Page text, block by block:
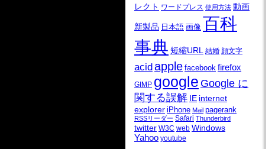
レクト ワードプレス 使用方法 動画
新製品 日本語 画像 百科
事典 短縮URL 結婚 顔文字
acidapple facebook firefox
GIMP google Google に
関する誤解 IE internet
explorer iPhone Mail pagerank
RSSリーダー Safari Thunderbird
twitter W3C web Windows
Yahoo youtube